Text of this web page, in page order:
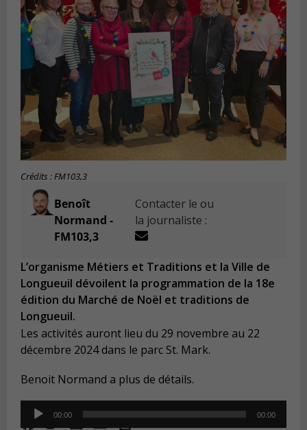
Crédits : FM103,3
Benoît
Normand -
FM103,3
Contacter le ou
la journaliste :
L’organisme Métiers et Traditions et la Ville de
Longueuil dévoilent la programmation de la 18e
édition du Marché de Noël et traditions de
Longueuil.
Les activités auront lieu du 29 novembre au 22
décembre 2024 dans le parc St. Mark.
Benoit Normand a plus de détails.
Audio
Player
00:00 00:00